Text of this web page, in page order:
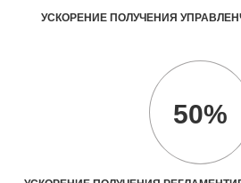
УСКОРЕНИЕ ПОЛУЧЕНИЯ
50%